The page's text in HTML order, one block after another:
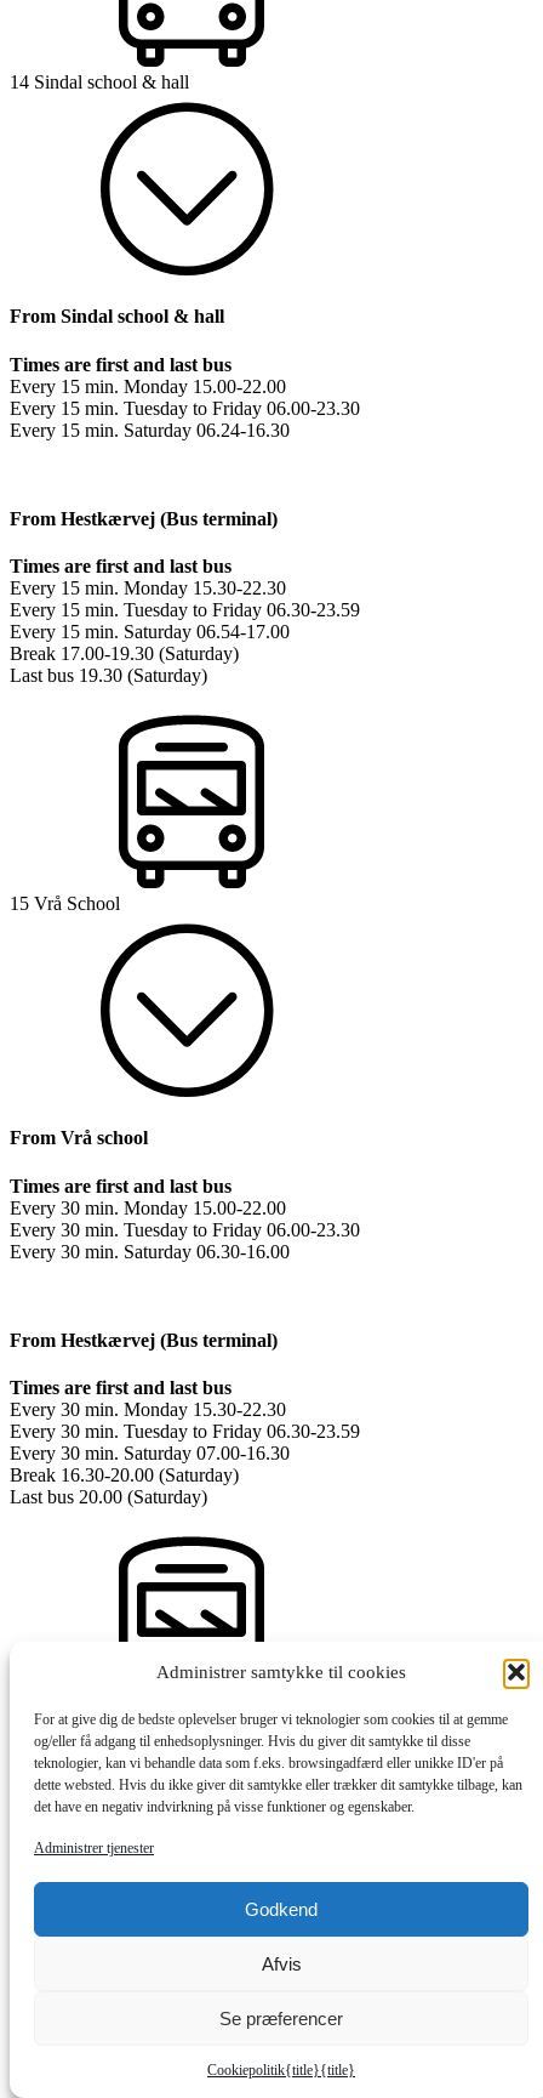
Administrer samtykke til cookies
For at give dig de bedste oplevelser bruger vi teknologier som cookies til at gemme
og/eller få adgang til enhedsoplysninger. Hvis du giver dit samtykke til disse
teknologier, kan vi behandle data som f.eks. browsingadfærd eller unikke ID'er på
dette websted. Hvis du ikke giver dit samtykke eller trækker dit samtykke tilbage, kan
det have en negativ indvirkning på visse funktioner og egenskaber.
Administrer tjenester
Godkend
Afvis
Se præferencer
Cookiepolitik{title}{title}
14 Sindal school & hall
From Sindal school & hall
Times are first and last bus
Every 15 min. Monday 15.00-22.00
Every 15 min. Tuesday to Friday 06.00-23.30
Every 15 min. Saturday 06.24-16.30
From Hestkærvej (Bus terminal)
Times are first and last bus
Every 15 min. Monday 15.30-22.30
Every 15 min. Tuesday to Friday 06.30-23.59
Every 15 min. Saturday 06.54-17.00
Break 17.00-19.30 (Saturday)
Last bus 19.30 (Saturday)
15 Vrå School
From Vrå school
Times are first and last bus
Every 30 min. Monday 15.00-22.00
Every 30 min. Tuesday to Friday 06.00-23.30
Every 30 min. Saturday 06.30-16.00
From Hestkærvej (Bus terminal)
Times are first and last bus
Every 30 min. Monday 15.30-22.30
Every 30 min. Tuesday to Friday 06.30-23.59
Every 30 min. Saturday 07.00-16.30
Break 16.30-20.00 (Saturday)
Last bus 20.00 (Saturday)
17 Poulstrup Friskole
Times are first and last bus
Every 30 min. Monday 15.00-22.00
Every 30 min. Saturday 06.30-16.00